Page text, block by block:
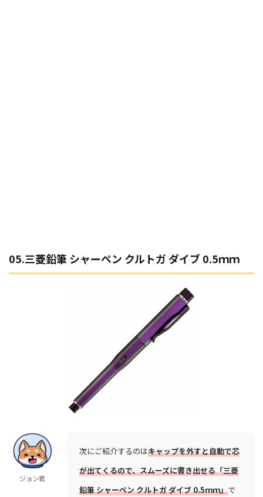
05.三菱鉛筆 シャーペン クルトガ ダイブ 0.5ｍｍ
ジョン君
次にご紹介するのはキャップを外すと自動で芯
が出てくるので、スムーズに書き出せる「三菱
鉛筆 シャーペン クルトガ ダイブ 0.5ｍｍ」で